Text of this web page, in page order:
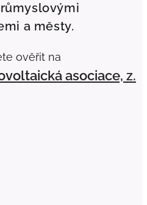
a městy.
ověřit na
asociace, z.